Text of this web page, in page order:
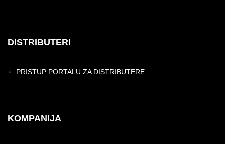
DISTRIBUTERI
PRISTUP PORTALU ZA DISTRIBUTERE
KOMPANIJA